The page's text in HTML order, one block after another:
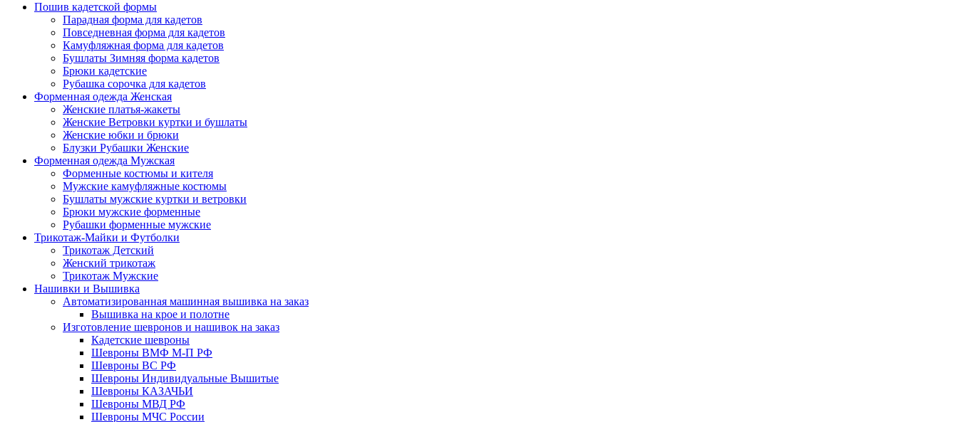
Пошив кадетской формы
Парадная форма для кадетов
Повседневная форма для кадетов
Камуфляжная форма для кадетов
Бушлаты Зимняя форма кадетов
Брюки кадетские
Рубашка сорочка для кадетов
Форменная одежда Женская
Женские платья-жакеты
Женские Ветровки куртки и бушлаты
Женские юбки и брюки
Блузки Рубашки Женские
Форменная одежда Мужская
Форменные костюмы и кителя
Мужские камуфляжные костюмы
Бушлаты мужские куртки и ветровки
Брюки мужские форменные
Рубашки форменные мужские
Трикотаж-Майки и Футболки
Трикотаж Детский
Женский трикотаж
Трикотаж Мужские
Нашивки и Вышивка
Автоматизированная машинная вышивка на заказ
Вышивка на крое и полотне
Изготовление шевронов и нашивок на заказ
Кадетские шевроны
Шевроны ВМФ М-П РФ
Шевроны ВС РФ
Шевроны Индивидуальные Вышитые
Шевроны КАЗАЧЬИ
Шевроны МВД РФ
Шевроны МЧС России